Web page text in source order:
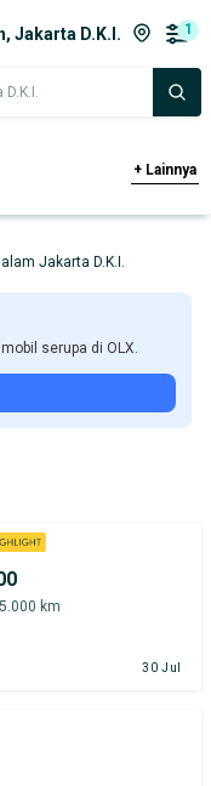
Jakarta D.K.I. 1
Tahun
+ Lainnya
Jakarta D.K.I.
serupa di OLX.
km
30 Jul